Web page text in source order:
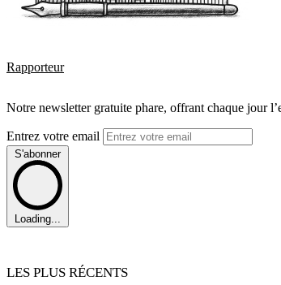
Rapporteur
Notre newsletter gratuite phare, offrant chaque jour
Entrez votre email
S'abonner
Loading...
LES PLUS RÉCENTS